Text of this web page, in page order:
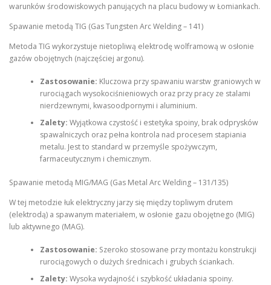
warunków środowiskowych panujących na placu budowy w Łomiankach.
Spawanie metodą TIG (Gas Tungsten Arc Welding – 141)
Metoda TIG wykorzystuje nietopliwą elektrodę wolframową w osłonie
gazów obojętnych (najczęściej argonu).
Zastosowanie: Kluczowa przy spawaniu warstw graniowych w
rurociągach wysokociśnieniowych oraz przy pracy ze stalami
nierdzewnymi, kwasoodpornymi i aluminium.
Zalety: Wyjątkowa czystość i estetyka spoiny, brak odprysków
spawalniczych oraz pełna kontrola nad procesem stapiania
metalu. Jest to standard w przemyśle spożywczym,
farmaceutycznym i chemicznym.
Spawanie metodą MIG/MAG (Gas Metal Arc Welding – 131/135)
W tej metodzie łuk elektryczny jarzy się między topliwym drutem
(elektrodą) a spawanym materiałem, w osłonie gazu obojętnego (MIG)
lub aktywnego (MAG).
Zastosowanie: Szeroko stosowane przy montażu konstrukcji
rurociągowych o dużych średnicach i grubych ściankach.
Zalety: Wysoka wydajność i szybkość układania spoiny.